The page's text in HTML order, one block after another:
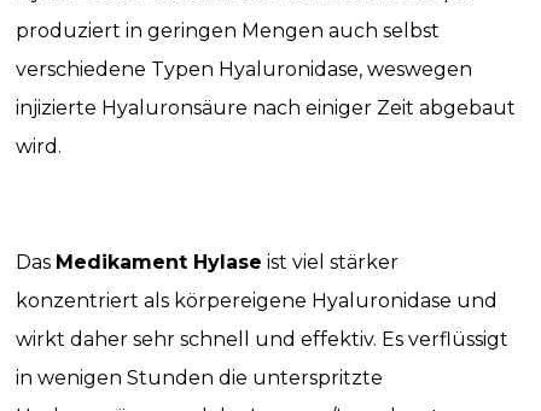
produziert in geringen Mengen auch selbst
verschiedene Typen Hyaluronidase, weswegen
injizierte Hyaluronsäure nach einiger Zeit abgebaut
wird.
Das Medikament Hylase ist viel stärker
konzentriert als körpereigene Hyaluronidase und
wirkt daher sehr schnell und effektiv. Es verflüssigt
in wenigen Stunden die unterspritzte